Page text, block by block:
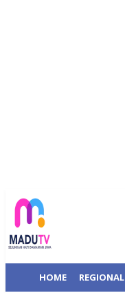
HOME REGIONAL